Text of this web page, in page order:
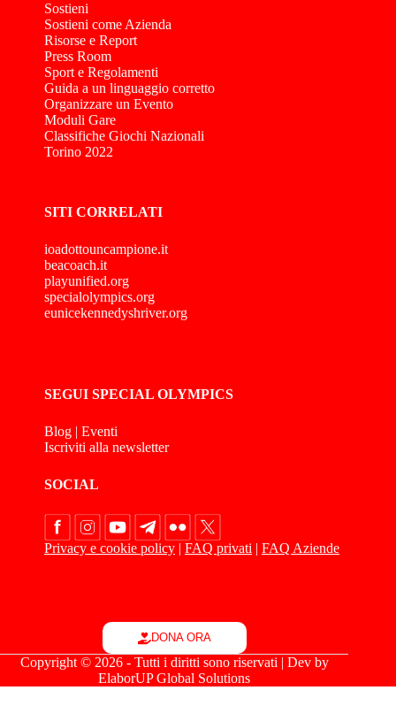
Sostieni
Sostieni come Azienda
Risorse e Report
Press Room
Sport e Regolamenti
Guida a un linguaggio corretto
Organizzare un Evento
Moduli Gare
Classifiche Giochi Nazionali
Torino 2022
SITI CORRELATI
ioadottouncampione.it
beacoach.it
playunified.org
specialolympics.org
eunicekennedyshriver.org
SEGUI SPECIAL OLYMPICS
Blog | Eventi
Iscriviti alla newsletter
SOCIAL
Privacy e cookie policy | FAQ privati | FAQ Aziende
DONA ORA
Copyright © 2026 - Tutti i diritti sono riservati | Dev by
ElaborUP Global Solutions